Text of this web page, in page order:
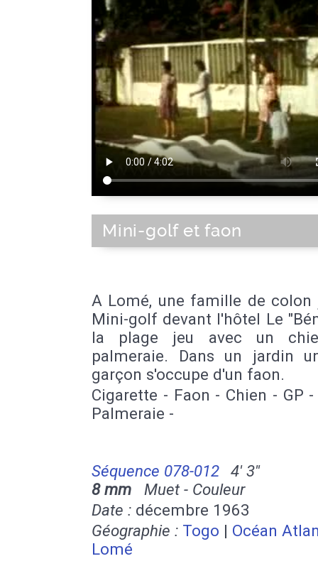
Mini-golf et faon
A Lomé, une famille de colon
Mini-golf devant l'hôtel Le
la plage jeu avec un
palmeraie. Dans un jardin
garçon s'occupe d'un faon.
Cigarette - Faon - Chien - GP -
Palmeraie -
Séquence 078-012
4' 3''
8 mm Muet - Couleur
Date : décembre 1963
Géographie : Togo | Océan
Lomé